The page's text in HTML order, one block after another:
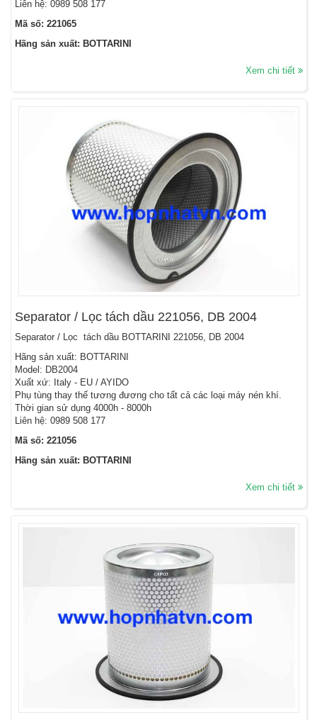
Liên hệ: 0989 508 177
Mã số: 221065
Hãng sản xuất: BOTTARINI
Xem chi tiết
Separator / Lọc tách dầu 221056, DB 2004
Separator / Lọc tách dầu BOTTARINI 221056, DB 2004
Hãng sản xuất: BOTTARINI
Model: DB2004
Xuất xứ: Italy - EU / AYIDO
Phụ tùng thay thế tương đương cho tất cả các loại máy nén khí.
Thời gian sử dụng 4000h - 8000h
Liên hệ: 0989 508 177
Mã số: 221056
Hãng sản xuất: BOTTARINI
Xem chi tiết